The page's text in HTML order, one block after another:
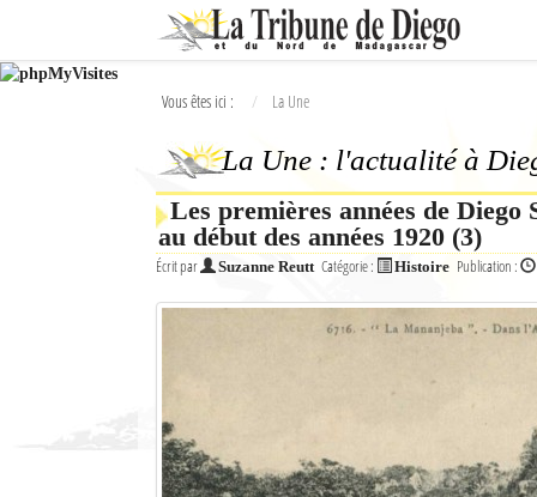
Ok
L'actualité à Diego Suarez
Vous êtes ici : La Une
La Une : l'actualité à
Les premières années de
au début des années 1920 (3)
Écrit par Suzanne Reutt Catégorie : Histoire Publication :